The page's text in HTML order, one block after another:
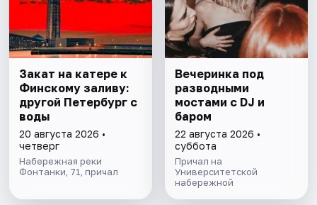
Закат на катере к
Финскому заливу:
другой Петербург с
воды
20 августа 2026 •
четверг
Набережная реки
Фонтанки, 71, причал
Вечеринка под
разводными
мостами с DJ и
баром
22 августа 2026 •
суббота
Причал на
Университетской
набережной